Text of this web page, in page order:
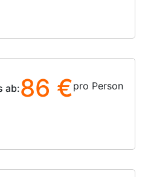
ab:86 €pro Person